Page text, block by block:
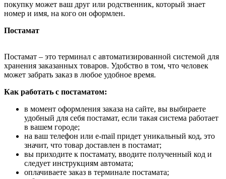
покупку может ваш друг или родственник, который знает
номер и имя, на кого он оформлен.
Постамат
Постамат – это терминал с автоматизированной системой для
хранения заказанных товаров. Удобство в том, что человек
может забрать заказ в любое удобное время.
Как работать с постаматом:
в момент оформления заказа на сайте, вы выбираете
удобный для себя постамат, если такая система работает
в вашем городе;
на ваш телефон или e-mail придет уникальный код, это
значит, что товар доставлен в постамат;
вы приходите к постамату, вводите полученный код и
следует инструкциям автомата;
оплачиваете заказ в терминале постамата;